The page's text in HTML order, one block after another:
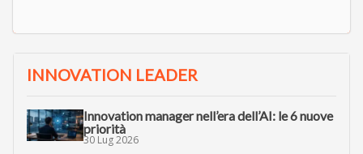
INNOVATION LEADER
Innovation manager nell’era dell’AI: le 6 nuove
priorità
30 Lug 2026